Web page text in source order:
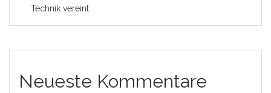
Technik vereint
Neueste Kommentare